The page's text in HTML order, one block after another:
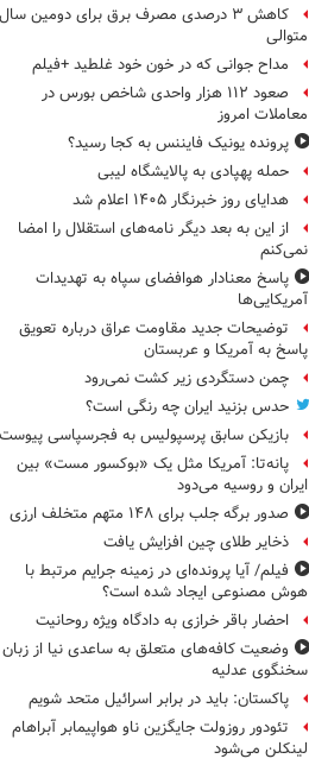
کاهش ۳ درصدی مصرف برق برای دومین سال
متوالی
مداح جوانی که در خون خود غلطید +فیلم
صعود ۱۱۲ هزار واحدی شاخص بورس در
معاملات امروز
پرونده یونیک فایننس به کجا رسید؟
حمله پهپادی به پالایشگاه لیبی
هدایای روز خبرنگار ۱۴۰۵ اعلام شد
از این به بعد دیگر نامه‌های استقلال را امضا
نمی‌کنم
پاسخ معنادار هوافضای سپاه به تهدیدات
آمریکایی‌ها
توضیحات جدید مقاومت عراق درباره تعویق
پاسخ به آمریکا و عربستان
چمن دستگردی زیر کشت نمی‌رود
حدس بزنید ایران چه رنگی است؟
بازیکن سابق پرسپولیس به فجرسپاسی پیوست
پانه‌تا: آمریکا مثل یک «بوکسور مست» بین
ایران و روسیه می‌دود
صدور برگه جلب برای ۱۴۸ متهم متخلف ارزی
ذخایر طلای چین افزایش یافت
فیلم/ آیا پرونده‌ای در زمینه جرایم مرتبط با
هوش مصنوعی ایجاد شده است؟
احضار باقر خرازی به دادگاه ویژه روحانیت
وضعیت کافه‌های متعلق به ساعدی نیا از زبان
سخنگوی عدلیه
پاکستان: باید در برابر اسرائیل متحد شویم
تئودور روزولت جایگزین ناو هواپیمابر آبراهام
لینکلن می‌شود